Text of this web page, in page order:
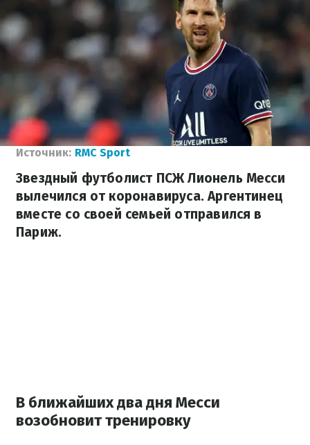
Источник: RMC Sport
Звездный футболист ПСЖ Лионель Месси
вылечился от коронавируса. Аргентинец
вместе со своей семьей отправился в
Париж.
В ближайших два дня Месси
возобновит тренировку